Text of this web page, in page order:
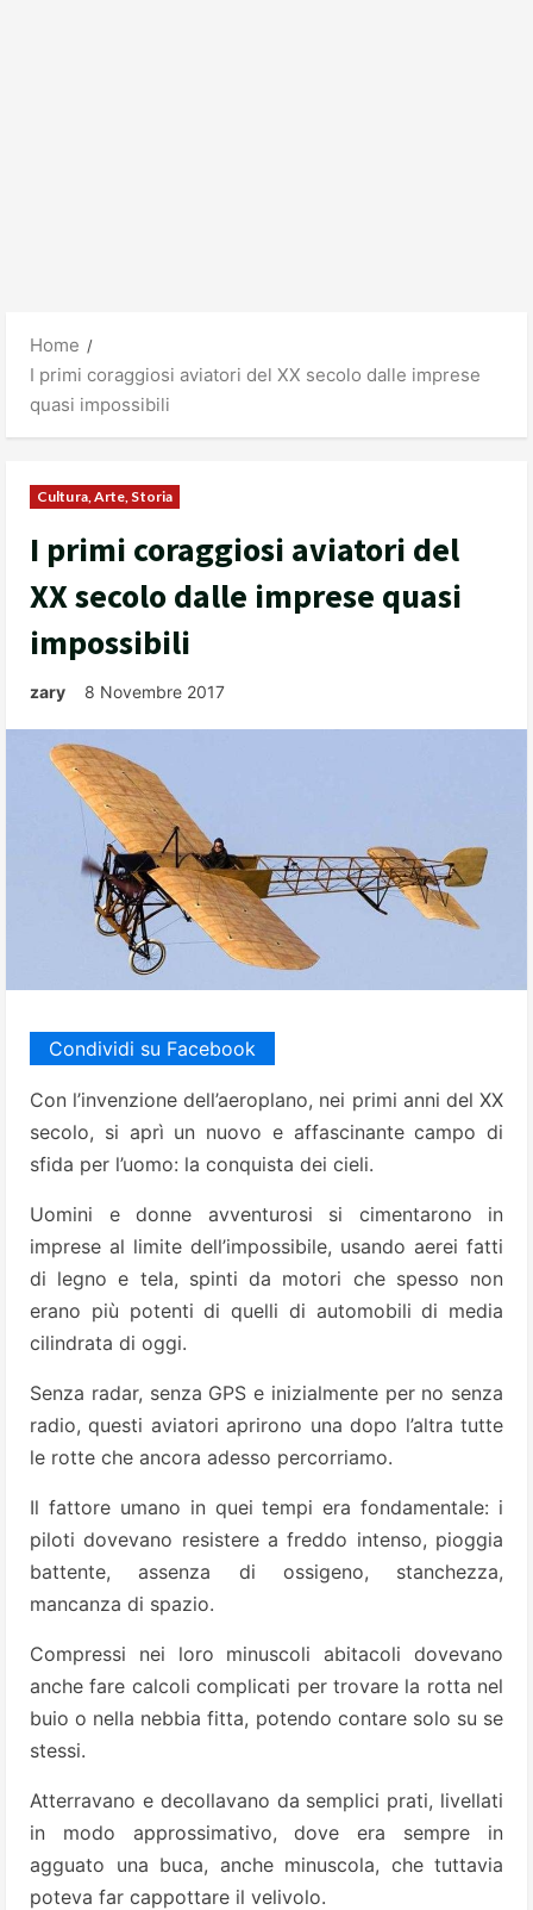
Home
I primi coraggiosi aviatori del XX secolo dalle imprese
quasi impossibili
Cultura, Arte, Storia
I primi coraggiosi aviatori del
XX secolo dalle imprese quasi
impossibili
zary 8 Novembre 2017
Condividi su Facebook
Con l’invenzione dell’aeroplano, nei primi anni del XX
secolo, si aprì un nuovo e affascinante campo di
sfida per l’uomo: la conquista dei cieli.
Uomini e donne avventurosi si cimentarono in
imprese al limite dell’impossibile, usando aerei fatti
di legno e tela, spinti da motori che spesso non
erano più potenti di quelli di automobili di media
cilindrata di oggi.
Senza radar, senza GPS e inizialmente per no senza
radio, questi aviatori aprirono una dopo l’altra tutte
le rotte che ancora adesso percorriamo.
Il fattore umano in quei tempi era fondamentale: i
piloti dovevano resistere a freddo intenso, pioggia
battente, assenza di ossigeno, stanchezza,
mancanza di spazio.
Compressi nei loro minuscoli abitacoli dovevano
anche fare calcoli complicati per trovare la rotta nel
buio o nella nebbia fitta, potendo contare solo su se
stessi.
Atterravano e decollavano da semplici prati, livellati
in modo approssimativo, dove era sempre in
agguato una buca, anche minuscola, che tuttavia
poteva far cappottare il velivolo.